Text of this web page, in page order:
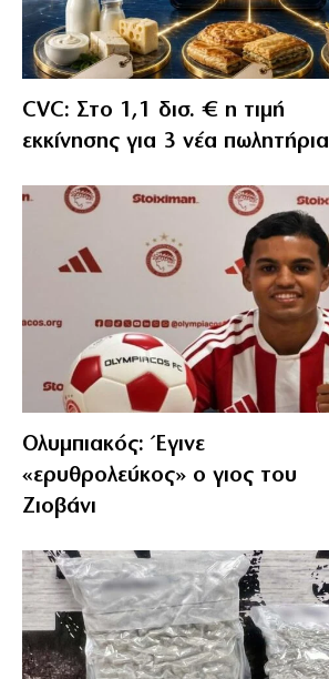
CVC: Στο 1,1 δισ. € η τιμή
εκκίνησης για 3 νέα πωλητήρια
Ολυμπιακός: Έγινε
«ερυθρολεύκος» ο γιος του
Ζιοβάνι